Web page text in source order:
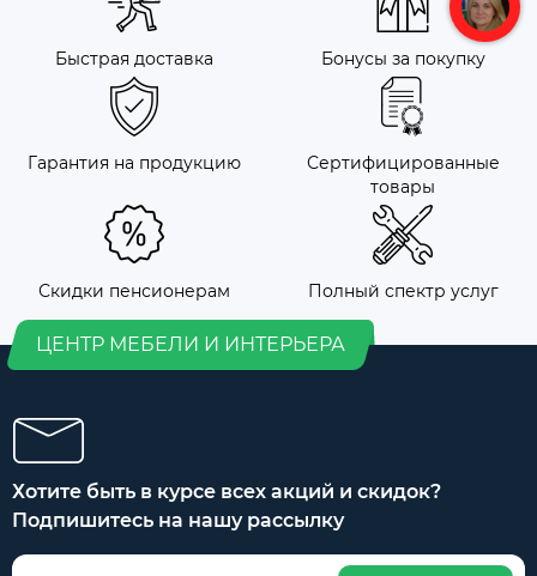
Быстрая доставка Бонусы за покупку
Гарантия на продукцию
Сертифицированные
товары
Скидки пенсионерам Полный спектр услуг
ЦЕНТР МЕБЕЛИ И ИНТЕРЬЕРА
Хотите быть в курсе всех акций и скидок?
Подпишитесь на нашу рассылку